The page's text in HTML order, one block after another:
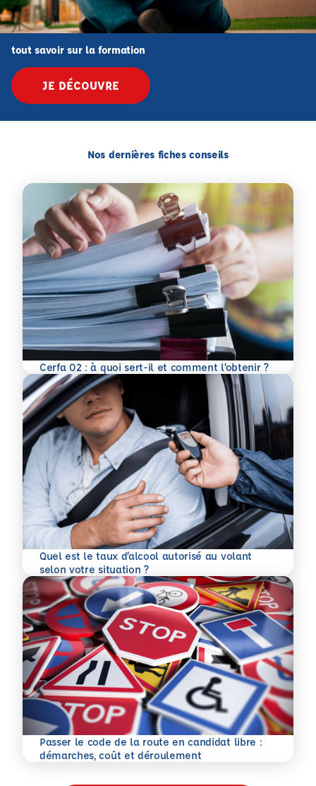
tout savoir sur la formation
JE DÉCOUVRE
Nos dernières fiches conseils
Cerfa 02 : à quoi sert-il et comment l’obtenir ?
En savoir plus
Quel est le taux d’alcool autorisé au volant
selon votre situation ?
En savoir plus
Passer le code de la route en candidat libre :
démarches, coût et déroulement
En savoir plus